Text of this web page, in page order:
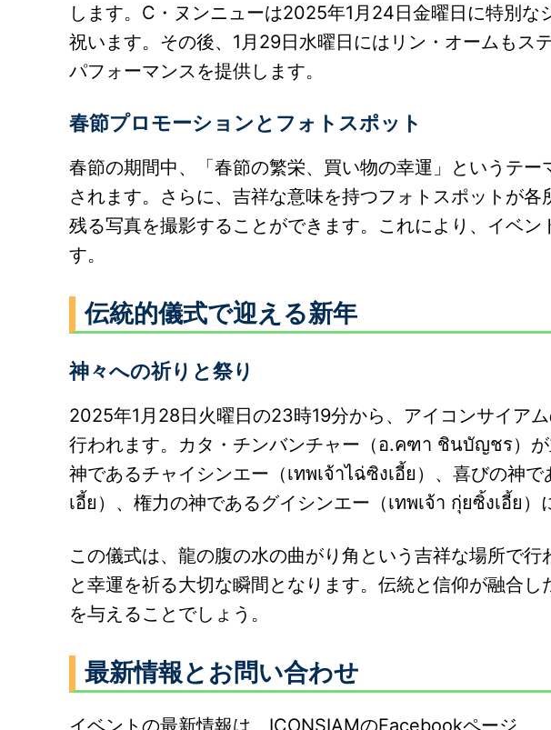
します。C・ヌンニューは2025年1月24日金曜日に特別な
祝います。その後、1月29日水曜日にはリン・オームもス
パフォーマンスを提供します。
春節プロモーションとフォトスポット
春節の期間中、「春節の繁栄、買い物の幸運」というテ
されます。さらに、吉祥な意味を持つフォトスポットが
残る写真を撮影することができます。これにより、イベン
す。
伝統的儀式で迎える新年
神々への祈りと祭り
2025年1月28日火曜日の23時19分から、アイコンサイア
行われます。カタ・チンバンチャー（อ.คฑา ชินบัญชร）が
神であるチャイシンエー（เทพเจ้าไฉ่ซิงเอี้ย）、喜びの神
เอี้ย）、権力の神であるグイシンエー（เทพเจ้า กุ่ยซิ้งเอี้ย）
この儀式は、龍の腹の水の曲がり角という吉祥な場所で
と幸運を祈る大切な瞬間となります。伝統と信仰が融合
を与えることでしょう。
最新情報とお問い合わせ
イベントの最新情報は、ICONSIAMのFacebookページ